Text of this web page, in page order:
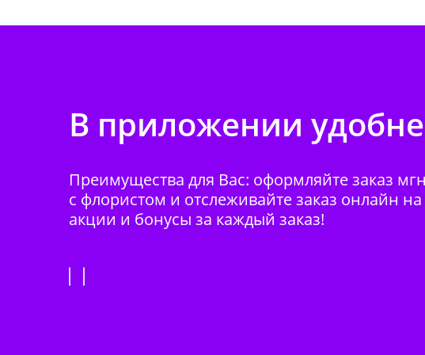
В приложении
Преимущества для Вас: оформляйте заказ
с флористом и отслеживайте заказ онлайн
акции и бонусы за каждый заказ!